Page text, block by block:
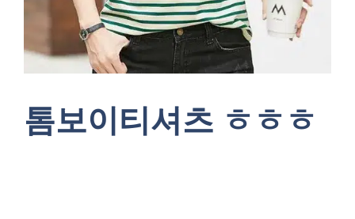
톰보이티셔츠 ㅎㅎㅎ